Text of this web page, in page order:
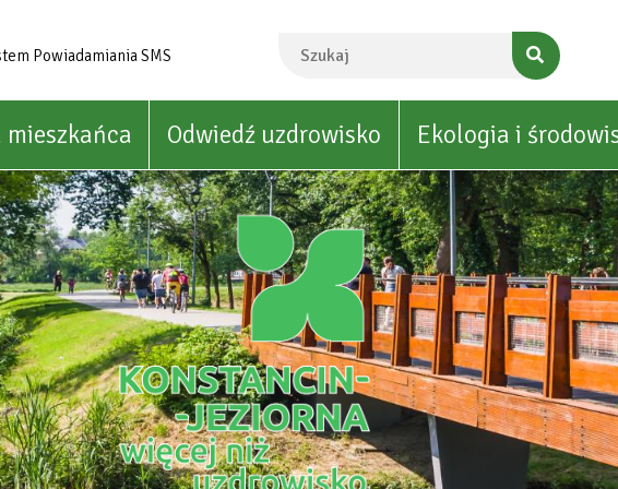
Powiadamiania SMS
mieszkańca Odwiedź uzdrowisko Ekologia i